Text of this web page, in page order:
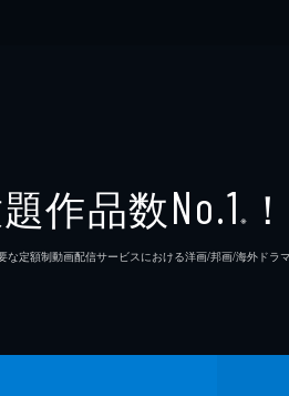
作品数No.1 ※ ！
定額制動画配信サービスにおける洋画/邦画/海外ドラ